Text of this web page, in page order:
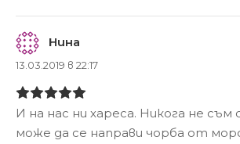
Нина
13.03.2019 в 22:17
И на нас ни хареса. Никога не съм
може да се направи чорба от